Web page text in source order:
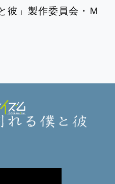
彼」製作委員会・Ｍ